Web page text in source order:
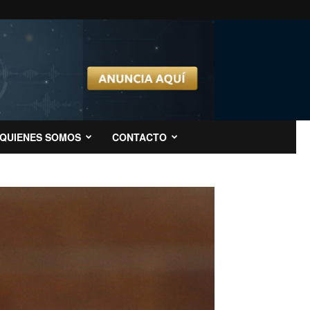
QUIENES SOMOS CONTACTO